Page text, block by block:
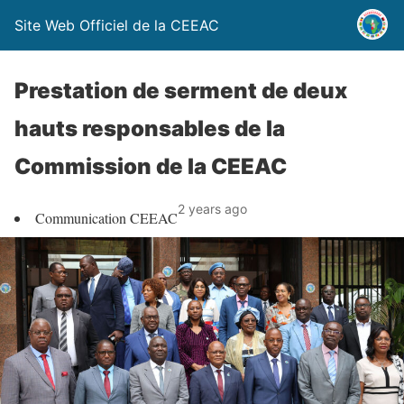
Site Web Officiel de la CEEAC
Prestation de serment de deux
hauts responsables de la
Commission de la CEEAC
Communication CEEAC2 years ago